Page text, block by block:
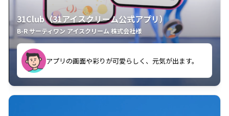
31Club（31アイスクリーム公式アプリ）
B-R サーティワン アイスクリーム 株式会社様
アプリの画面や彩りが可愛らしく、元気が出ます。
クラスごとに特典があるようなので使うのが楽しいで
す。